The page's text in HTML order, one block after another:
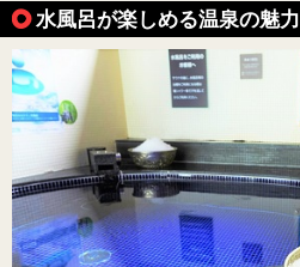
水風呂が楽しめる温泉の魅力